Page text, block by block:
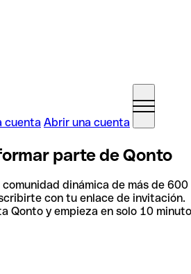
cuenta Abrir una cuenta
parte de Qonto
dinámica de más de
con tu enlace de invitación.
Qonto y empieza en solo 10